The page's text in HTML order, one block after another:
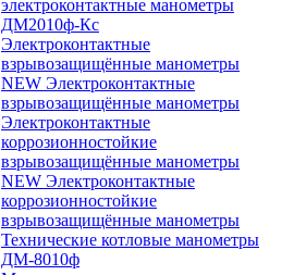
электроконтактные манометры
ДМ2010ф-Кс
Электроконтактные
взрывозащищённые манометры
NEW Электроконтактные
взрывозащищённые манометры
Электроконтактные
коррозионностойкие
взрывозащищённые манометры
NEW Электроконтактные
коррозионностойкие
взрывозащищённые манометры
Технические котловые манометры
ДМ-8010ф